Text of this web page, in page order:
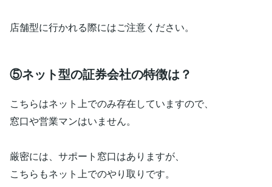
店舗型に行かれる際にはご注意ください。
⑤ネット型の証券会社の特徴は？
こちらはネット上でのみ存在していますので、
窓口や営業マンはいません。
厳密には、サポート窓口はありますが、
こちらもネット上でのやり取りです。